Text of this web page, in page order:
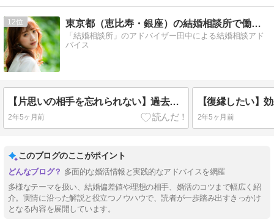
12 東京都（恵比寿・銀座）の結婚相談所で働く結婚アドバイザー
「結婚相談所」のアドバイザー田中による結婚相談アド
バイス
【片思いの相手を忘れられない】過去を卒業して幸せになるためのヒント
2年5ヶ月前 2年5ヶ月前
このブログのここがポイント
多面的な婚活情報と実践的なアドバイスを網羅
多様なテーマを扱い、結婚偏差値や理想の相手、婚活のコツまで幅広く紹
介。実情に沿った解説と役立つノウハウで、読者が一歩踏み出すきっかけ
となる内容を展開しています。